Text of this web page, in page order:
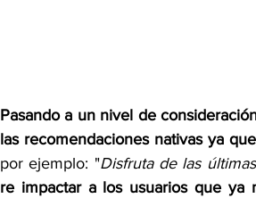
Pasando a un nivel de
las recomendaciones nativas ya
por ejemplo: "Disfruta de las
re impactar a los usuarios que ya